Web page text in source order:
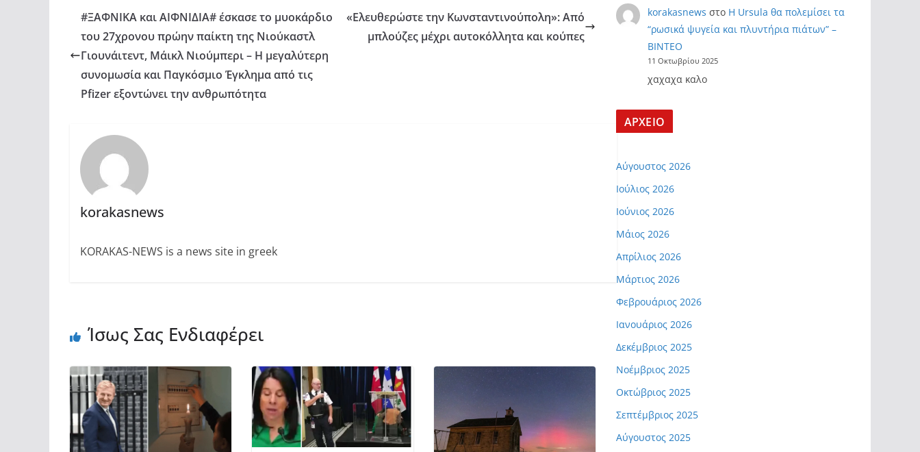
#ΞΑΦΝΙΚΑ και ΑΙΦΝΙΔΙΑ# έσκασε το μυοκάρδιο
του 27χρονου πρώην παίκτη της Νιούκαστλ
Γιουνάιτεντ, Μάικλ Νιούμπερι – Η μεγαλύτερη
συνομωσία και Παγκόσμιο Έγκλημα από τις
Pfizer εξοντώνει την ανθρωπότητα
«Ελευθερώστε την Κωνσταντινούπολη»: Από
μπλούζες μέχρι αυτοκόλλητα και κούπες
korakasnews
KORAKAS-NEWS is a news site in greek
Ίσως Σας Ενδιαφέρει
korakasnews στο Η Ursula θα πολεμίσει τα
“ρωσικά ψυγεία και πλυντήρια πιάτων” –
ΒΙΝΤΕΟ
11 Οκτωβρίου 2025
χαχαχα καλο
ΑΡΧΕΙΟ
Αύγουστος 2026
Ιούλιος 2026
Ιούνιος 2026
Μάιος 2026
Απρίλιος 2026
Μάρτιος 2026
Φεβρουάριος 2026
Ιανουάριος 2026
Δεκέμβριος 2025
Νοέμβριος 2025
Οκτώβριος 2025
Σεπτέμβριος 2025
Αύγουστος 2025